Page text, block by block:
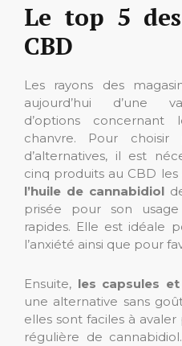
Le top 5
CBD
Les rayons des
aujourd’hui d’une
d’options
chanvre. Pour
d’alternatives, il est
cinq produits au CBD les
l’huile de cannabidiol
prisée pour son
rapides. Elle est idéale
l’anxiété ainsi que pour
Ensuite, les capsules
une alternative sans
elles sont faciles à
régulière de